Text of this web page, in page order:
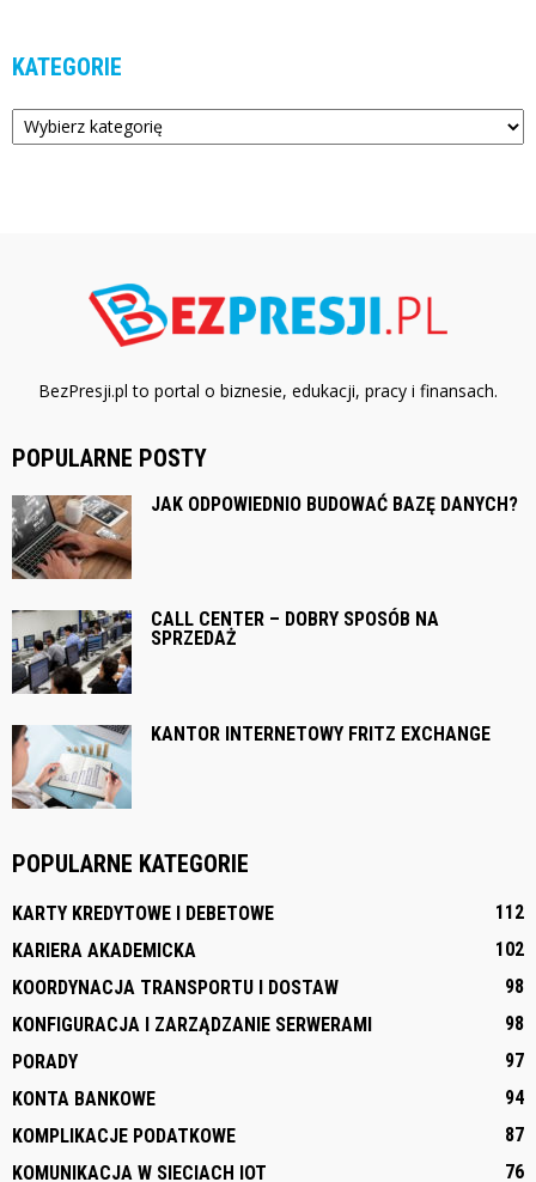
KATEGORIE
Kategorie
BezPresji.pl to portal o biznesie, edukacji, pracy i finansach.
POPULARNE POSTY
JAK ODPOWIEDNIO BUDOWAĆ BAZĘ DANYCH?
CALL CENTER – DOBRY SPOSÓB NA
SPRZEDAŻ
KANTOR INTERNETOWY FRITZ EXCHANGE
POPULARNE KATEGORIE
KARTY KREDYTOWE I DEBETOWE
112
KARIERA AKADEMICKA
102
KOORDYNACJA TRANSPORTU I DOSTAW
98
KONFIGURACJA I ZARZĄDZANIE SERWERAMI
98
PORADY
97
KONTA BANKOWE
94
KOMPLIKACJE PODATKOWE
87
KOMUNIKACJA W SIECIACH IOT
76